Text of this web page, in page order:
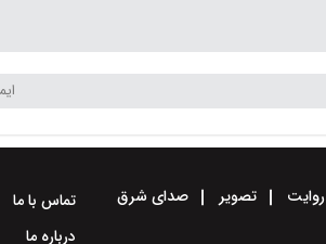
روایت تصویر صدای شرق
تماس با ما
درباره ما